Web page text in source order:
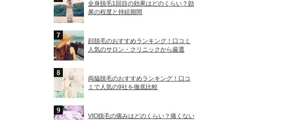
全身脱毛1回目の効果はどのくらい？効
果の程度と持続期間
顔脱毛のおすすめランキング！口コミ
人気のサロン・クリニックから厳選
両脇脱毛のおすすめランキング！口コ
ミで人気の9社を徹底比較
VIO脱毛の痛みはどのくらい？痛くない